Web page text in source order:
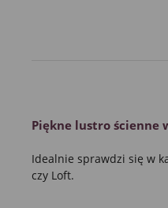
Pięknelustrościenne
Idealnie sprawdzi się w
czy Loft.